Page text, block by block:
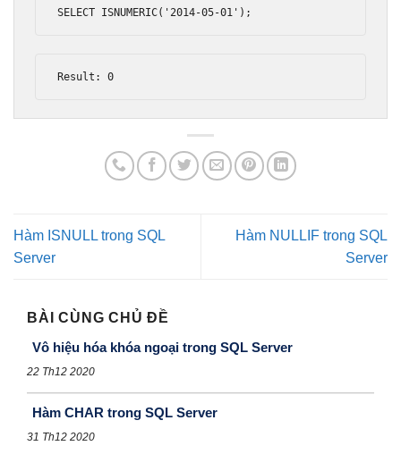
SELECT ISNUMERIC( '2014-05-01' );
Result : 0
Hàm ISNULL trong SQL
Server
Hàm NULLIF trong SQL
Server
BÀI CÙNG CHỦ ĐỀ
Vô hiệu hóa khóa ngoại trong SQL Server
22 Th12 2020
Hàm CHAR trong SQL Server
31 Th12 2020